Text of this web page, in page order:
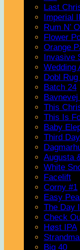
Last
Imperial
Rum N’
Flower
Orange
Invasive
Wedding
Dobl Rug
Batch 24
This
This Is
Baby
Third
Augusta
White
Facelift
Corny #1
Easy
The Day
Check
Høst IPA
Big 40